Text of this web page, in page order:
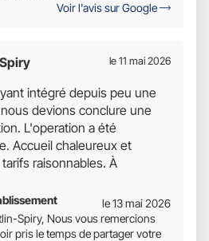
Voir l'avis sur Google
le 11 mai 2026
intégré depuis peu une
devions conclure une
L'operation a été
Accueil chaleureux et
raisonnables. À
le 13 mai 2026
Spiry, Nous vous remercions
pris le temps de partager votre